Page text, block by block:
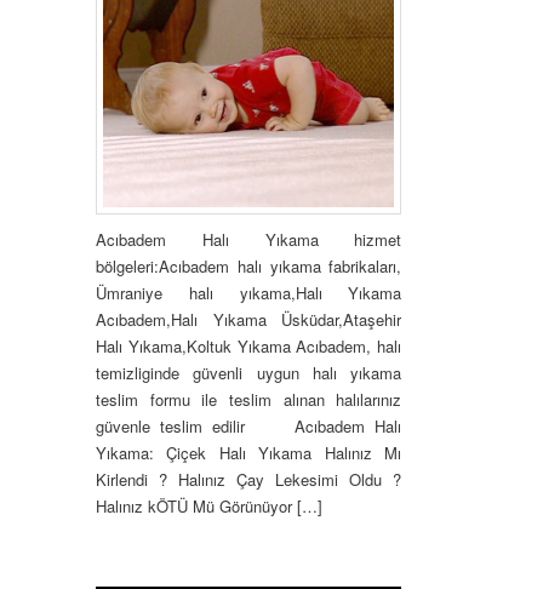
Acıbadem Halı Yıkama hizmet
bölgeleri:Acıbadem halı yıkama fabrikaları,
Ümraniye halı yıkama,Halı Yıkama
Acıbadem,Halı Yıkama Üsküdar,Ataşehir
Halı Yıkama,Koltuk Yıkama Acıbadem, halı
temizliginde güvenli uygun halı yıkama
teslim formu ile teslim alınan halılarınız
güvenle teslim edilir Acıbadem Halı
Yıkama: Çiçek Halı Yıkama Halınız Mı
Kirlendi ? Halınız Çay Lekesimi Oldu ?
Halınız kÖTÜ Mü Görünüyor […]